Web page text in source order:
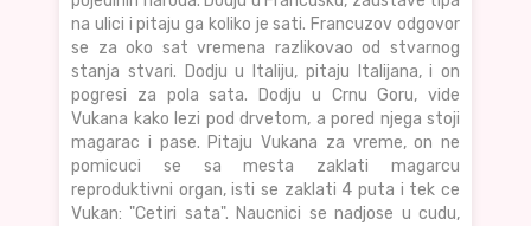
na ulici i pitaju ga koliko je sati. Francuzov odgovor
se za oko sat vremena razlikovao od stvarnog
stanja stvari. Dodju u Italiju, pitaju Italijana, i on
pogresi za pola sata. Dodju u Crnu Goru, vide
Vukana kako lezi pod drvetom, a pored njega stoji
magarac i pase. Pitaju Vukana za vreme, on ne
pomicuci se sa mesta zaklati magarcu
reproduktivni organ, isti se zaklati 4 puta i tek ce
Vukan: "Cetiri sata". Naucnici se nadjose u cudu,